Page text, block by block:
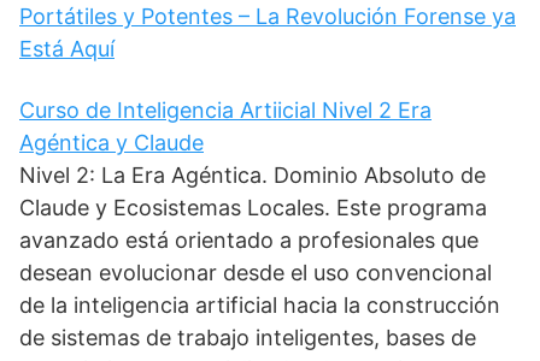
Portátiles y Potentes – La Revolución Forense ya
Está Aquí
Curso de Inteligencia Artiicial Nivel 2 Era
Agéntica y Claude
Nivel 2: La Era Agéntica. Dominio Absoluto de
Claude y Ecosistemas Locales. Este programa
avanzado está orientado a profesionales que
desean evolucionar desde el uso convencional
de la inteligencia artificial hacia la construcción
de sistemas de trabajo inteligentes, bases de